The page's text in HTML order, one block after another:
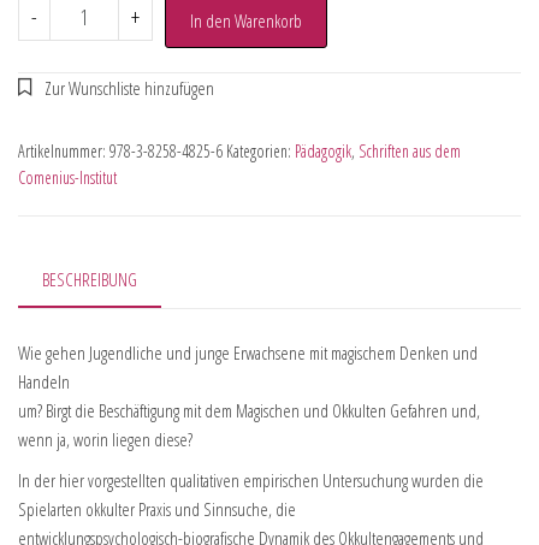
- + In den Warenkorb
Artikelnummer: 978-3-8258-4825-6 Kategorien: Pädagogik, Schriften aus dem
Comenius-Institut
BESCHREIBUNG
Wie gehen Jugendliche und junge Erwachsene mit magischem Denken und
Handeln
um? Birgt die Beschäftigung mit dem Magischen und Okkulten Gefahren und,
wenn ja, worin liegen diese?
In der hier vorgestellten qualitativen empirischen Untersuchung wurden die
Spielarten okkulter Praxis und Sinnsuche, die
entwicklungspsychologisch-biografische Dynamik des Okkultengagements und